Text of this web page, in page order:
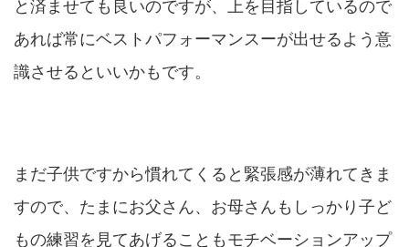
と済ませても良いのですが、上を目指しているので
あれば常にベストパフォーマンスーが出せるよう意
識させるといいかもです。
まだ子供ですから慣れてくると緊張感が薄れてきま
すので、たまにお父さん、お母さんもしっかり子ど
もの練習を見てあげることもモチベーションアップ